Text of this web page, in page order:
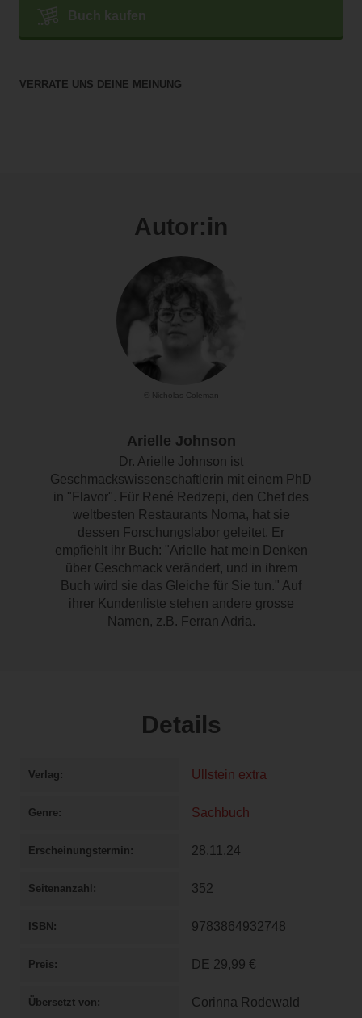
Buch kaufen
VERRATE UNS DEINE MEINUNG
Autor:in
© Nicholas Coleman
Arielle Johnson
Dr. Arielle Johnson ist
Geschmackswissenschaftlerin mit einem PhD
in "Flavor". Für René Redzepi, den Chef des
weltbesten Restaurants Noma, hat sie
dessen Forschungslabor geleitet. Er
empfiehlt ihr Buch: "Arielle hat mein Denken
über Geschmack verändert, und in ihrem
Buch wird sie das Gleiche für Sie tun." Auf
ihrer Kundenliste stehen andere grosse
Namen, z.B. Ferran Adria.
Details
Verlag Ullstein extra
Genre Sachbuch
Erscheinungstermin 28.11.24
Seitenanzahl 352
ISBN 9783864932748
Preis DE 29,99 €
Übersetzt von Corinna Rodewald